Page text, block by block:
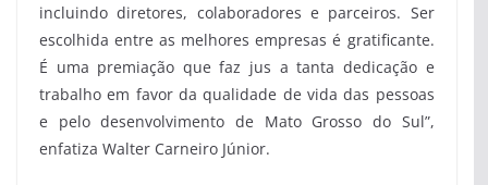
incluindo diretores, colaboradores e parceiros. Ser
escolhida entre as melhores empresas é gratificante.
É uma premiação que faz jus a tanta dedicação e
trabalho em favor da qualidade de vida das pessoas
e pelo desenvolvimento de Mato Grosso do Sul”,
enfatiza Walter Carneiro Júnior.